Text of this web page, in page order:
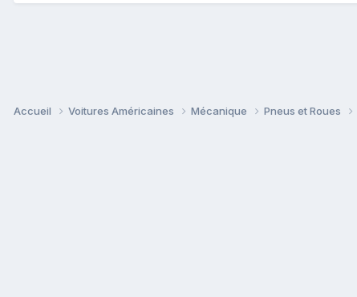
Accueil Voitures Américaines Mécanique Pneus et Roues